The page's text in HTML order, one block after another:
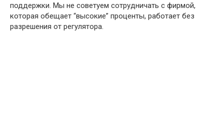
поддержки. Мы не советуем сотрудничать с фирмой,
которая обещает “высокие” проценты, работает без
разрешения от регулятора.